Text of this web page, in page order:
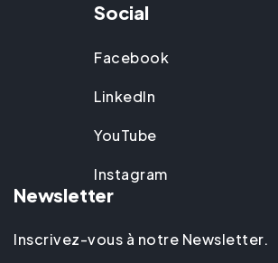
Social
Facebook
LinkedIn
YouTube
Instagram
Newsletter
Inscrivez-vous à notre Newsletter.